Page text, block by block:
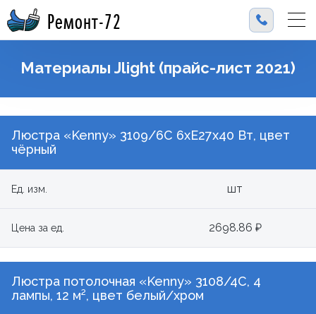
Ремонт-72
Материалы Jlight (прайс-лист 2021)
Люстра «Kenny» 3109/6C 6xE27x40 Вт, цвет
чёрный
Ед. изм. шт
Цена за ед. 2698.86 ₽
Люстра потолочная «Kenny» 3108/4C, 4
лампы, 12 м², цвет белый/хром